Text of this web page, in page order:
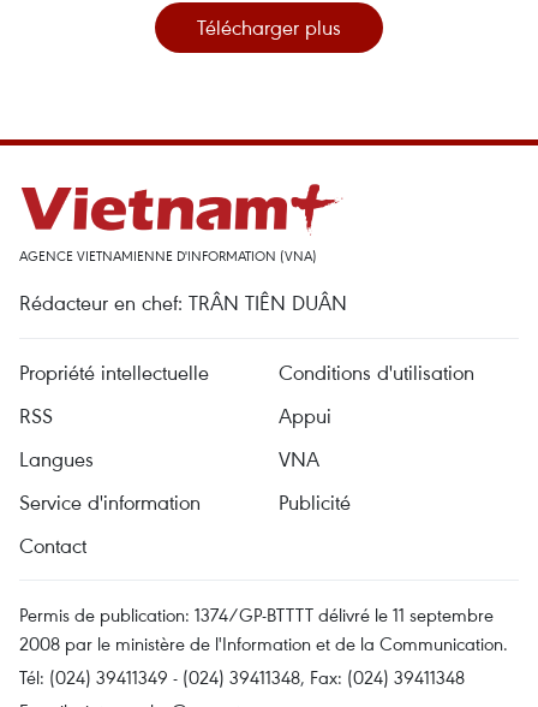
Télécharger plus
AGENCE VIETNAMIENNE D'INFORMATION (VNA)
Rédacteur en chef: TRÂN TIÊN DUÂN
Propriété intellectuelle
Conditions d'utilisation
RSS
Appui
Langues
VNA
Service d'information
Publicité
Contact
Permis de publication: 1374/GP-BTTTT délivré le 11 septembre
2008 par le ministère de l'Information et de la Communication.
Tél: (024) 39411349 - (024) 39411348, Fax: (024) 39411348